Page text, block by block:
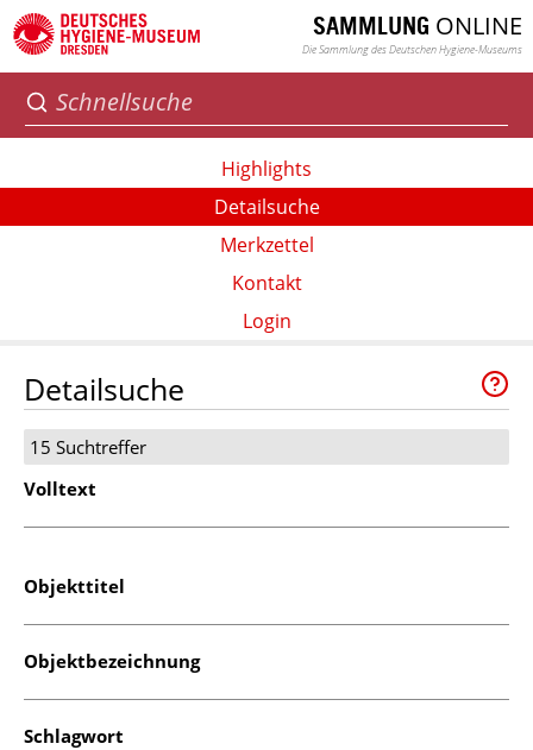
SAMMLUNG ONLINE
Die Sammlung des Deutschen Hygiene-Museums
Highlights
Detailsuche
Merkzettel
Kontakt
Login
Detailsuche
15 Suchtreffer
Volltext
Objekttitel
Objektbezeichnung
Schlagwort